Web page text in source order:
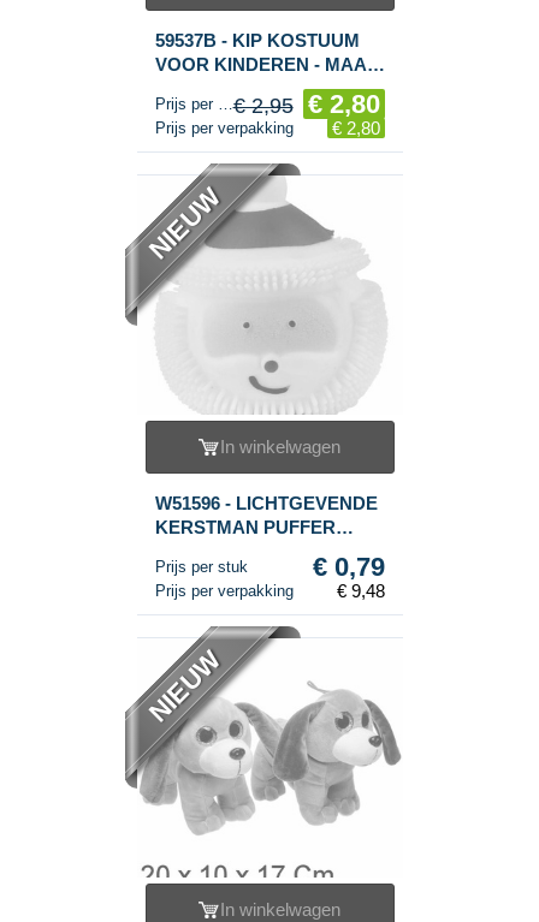
59537B - KIP KOSTUUM
VOOR KINDEREN - MAAT
Prijs per stuk€ 2,95 € 2,80
Prijs per verpakking € 2,80
NIEUW
In winkelwagen
W51596 - LICHTGEVENDE
KERSTMAN PUFFER
(12st.)
Prijs per stuk € 0,79
Prijs per verpakking € 9,48
NIEUW
In winkelwagen